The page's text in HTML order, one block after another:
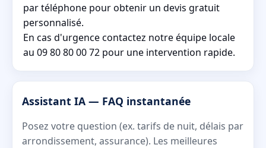
par téléphone pour obtenir un devis gratuit
personnalisé.
En cas d'urgence contactez notre équipe locale
au 09 80 80 00 72 pour une intervention rapide.
Assistant IA — FAQ instantanée
Posez votre question (ex. tarifs de nuit, délais par
arrondissement, assurance). Les meilleures